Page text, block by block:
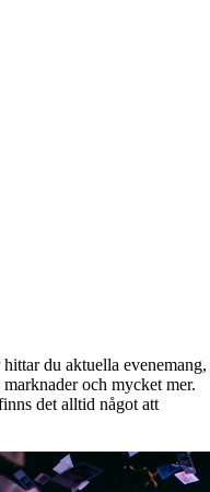
du aktuella evenemang,
och mycket mer.
det alltid något att